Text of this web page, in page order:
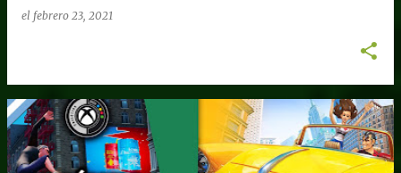
el febrero 23, 2021